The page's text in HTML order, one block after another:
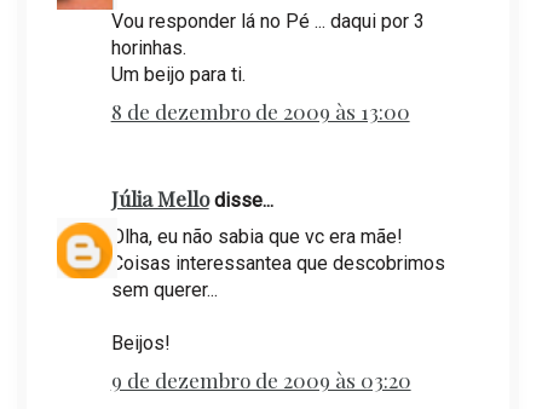
Vou responder lá no Pé ... daqui por 3
horinhas.
Um beijo para ti.
8 de dezembro de 2009 às 13:00
Júlia Mellodisse...
Olha, eu não sabia que vc era mãe!
Coisas interessantea que descobrimos
sem querer...
Beijos!
9 de dezembro de 2009 às 03:20